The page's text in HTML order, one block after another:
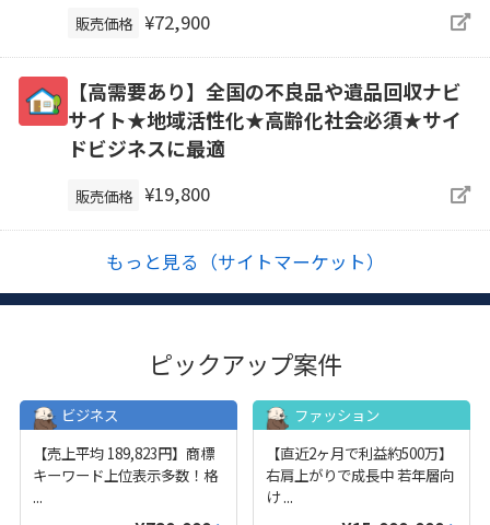
販売価格 ¥72,900
【高需要あり】全国の不良品や遺品回収ナビ
サイト★地域活性化★高齢化社会必須★サイ
ドビジネスに最適
販売価格 ¥19,800
もっと見る（サイトマーケット）
ピックアップ案件
ビジネス
【売上平均 189,823円】商標
キーワード上位表示多数！格
...
ファッション
【直近2ヶ月で利益約500万】
右肩上がりで成長中 若年層向
け...